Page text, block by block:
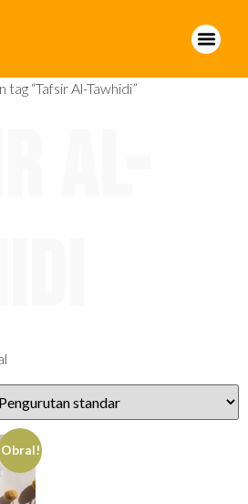
“Tafsir Al-Tawhidi”
Obral!